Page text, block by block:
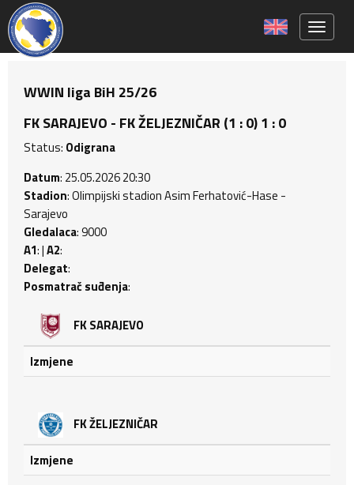
WWIN liga BiH 25/26
FK SARAJEVO - FK ŽELJEZNIČAR (1 : 0) 1 : 0
Status: Odigrana
Datum: 25.05.2026 20:30
Stadion: Olimpijski stadion Asim Ferhatović-Hase -
Sarajevo
Gledalaca: 9000
A1: |A2:
Delegat:
Posmatrač suđenja:
FK SARAJEVO
Izmjene
FK ŽELJEZNIČAR
Izmjene